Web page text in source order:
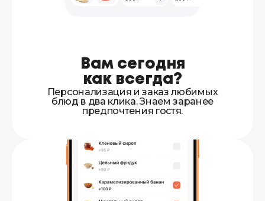
Вам сегодня
как всегда?
Персонализация и заказ любимых
блюд в два клика. Знаем заранее
предпочтения гостя.